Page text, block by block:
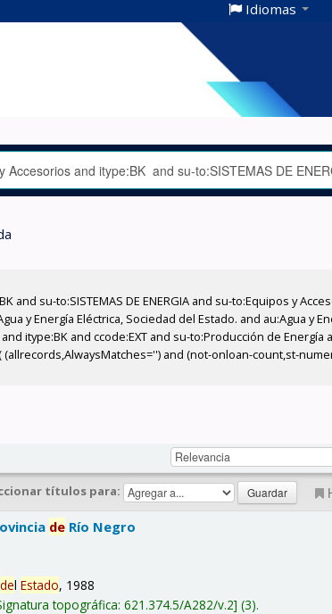
Idiomas
su-to:SISTEMAS DE ENERGIA and su-to:Equipos y
y Energía Eléctrica, Sociedad del Estado. and au:Agua y
itype:BK and ccode:EXT and su-to:Producción de Energía
and (not-onloan-count,st-
títulos para:
de Río Negro
delEstado, 1988
topográfica:621.374.5/A282/v.2 (3).